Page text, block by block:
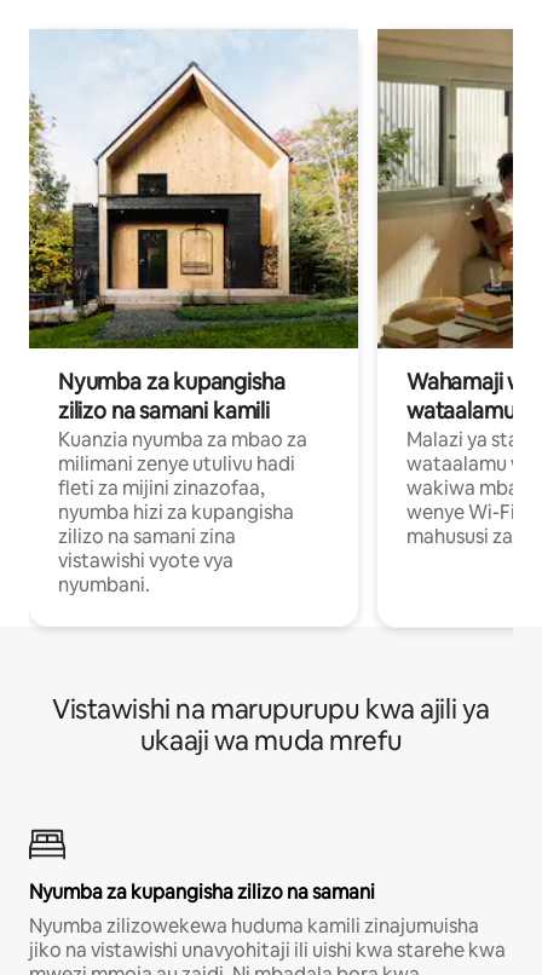
Nyumba za kupangisha
zilizo na samani kamili
Kuanzia nyumba za mbao za
milimani zenye utulivu hadi
fleti za mijini zinazofaa,
nyumba hizi za kupangisha
zilizo na samani zina
vistawishi vyote vya
nyumbani.
Wahamaji
wataalamu
Malazi ya
wataalamu
wakiwa mbali
wenye Wi-Fi
mahususi za
Vistawishi na marupurupu kwa ajili ya
ukaaji wa muda mrefu
Nyumba za kupangisha zilizo na samani
Nyumba zilizowekewa huduma kamili zinajumuisha
jiko na vistawishi unavyohitaji ili uishi kwa starehe kwa